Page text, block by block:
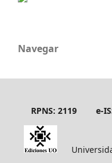
Navegar
RPNS: 2119 e-